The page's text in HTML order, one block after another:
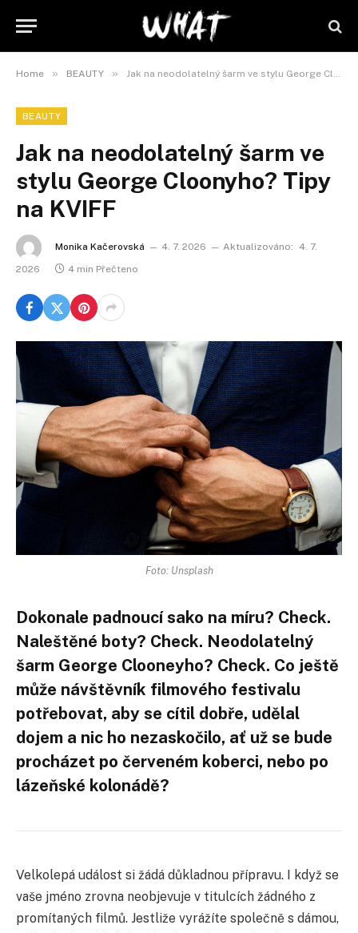
Home » BEAUTY » Jak na neodolatelný šarm ve stylu George Cloonyho? Tipy na KVIFF
BEAUTY
Jak na neodolatelný šarm ve
stylu George Cloonyho? Tipy
na KVIFF
Monika Kačerovská 4. 7. 2026 Aktualizováno:
4. 7.
2026
4 min Přečteno
Foto: Unsplash
Dokonale padnoucí sako na míru? Check.
Naleštěné boty? Check. Neodolatelný
šarm George Clooneyho? Check. Co ještě
může návštěvník filmového festivalu
potřebovat, aby se cítil dobře, udělal
dojem a nic ho nezaskočilo, ať už se bude
procházet po červeném koberci, nebo po
lázeňské kolonádě?
Velkolepá událost si žádá důkladnou přípravu. I když se
vaše jméno zrovna neobjevuje v titulcích žádného z
promítaných filmů. Jestliže vyrážíte společně s dámou,